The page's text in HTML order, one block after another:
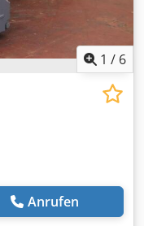
1 / 6
Anrufen